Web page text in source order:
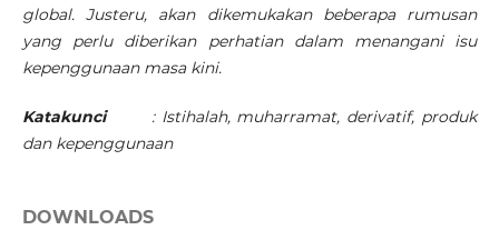
global. Justeru, akan dikemukakan beberapa rumusan
yang perlu diberikan perhatian dalam menangani isu
kepenggunaan masa kini.
Katakunci: Istihalah, muharramat, derivatif, produk
dan kepenggunaan
DOWNLOADS